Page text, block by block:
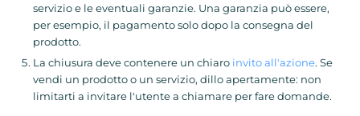
servizio e le eventuali garanzie. Una garanzia può essere,
per esempio, il pagamento solo dopo la consegna del
prodotto.
La chiusura deve contenere un chiaro invito all'azione. Se
vendi un prodotto o un servizio, dillo apertamente: non
limitarti a invitare l'utente a chiamare per fare domande.